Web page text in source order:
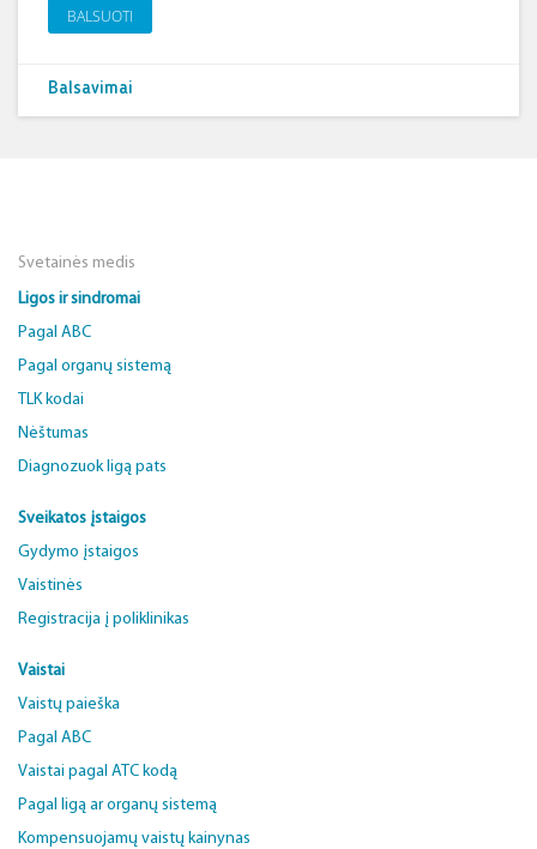
BALSUOTI
Balsavimai
Svetainės medis
Ligos ir sindromai
Pagal ABC
Pagal organų sistemą
TLK kodai
Nėštumas
Diagnozuok ligą pats
Sveikatos įstaigos
Gydymo įstaigos
Vaistinės
Registracija į poliklinikas
Vaistai
Vaistų paieška
Pagal ABC
Vaistai pagal ATC kodą
Pagal ligą ar organų sistemą
Kompensuojamų vaistų kainynas